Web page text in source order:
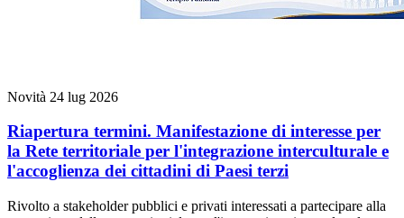
Novità 24 lug 2026
Riapertura termini. Manifestazione di interesse per
la Rete territoriale per l'integrazione interculturale e
l'accoglienza dei cittadini di Paesi terzi
Rivolto a stakeholder pubblici e privati interessati a partecipare alla